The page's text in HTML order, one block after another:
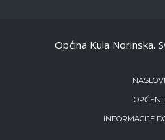
Općina Kula Norinska.
INFORMACIJE